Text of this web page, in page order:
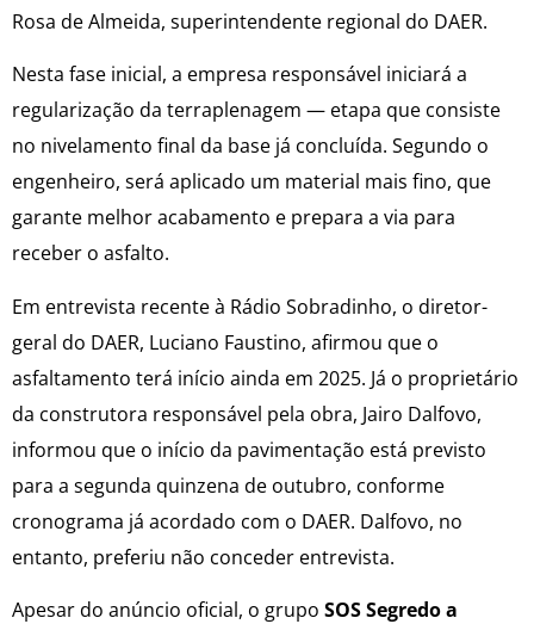
Rosa de Almeida, superintendente regional do DAER.
Nesta fase inicial, a empresa responsável iniciará a
regularização da terraplenagem — etapa que consiste
no nivelamento final da base já concluída. Segundo o
engenheiro, será aplicado um material mais fino, que
garante melhor acabamento e prepara a via para
receber o asfalto.
Em entrevista recente à Rádio Sobradinho, o diretor-
geral do DAER, Luciano Faustino, afirmou que o
asfaltamento terá início ainda em 2025. Já o proprietário
da construtora responsável pela obra, Jairo Dalfovo,
informou que o início da pavimentação está previsto
para a segunda quinzena de outubro, conforme
cronograma já acordado com o DAER. Dalfovo, no
entanto, preferiu não conceder entrevista.
Apesar do anúncio oficial, o grupo SOS Segredo a